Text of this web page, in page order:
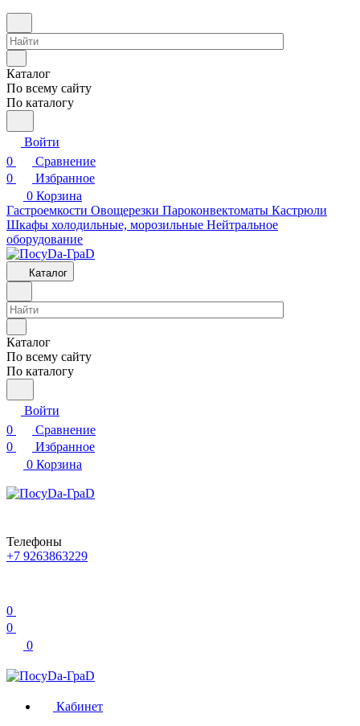
Каталог
По всему сайту
По каталогу
Войти
0
Сравнение
0
Избранное
0 Корзина
Гастроемкости Овощерезки Пароконвектоматы Кастрюли
Шкафы холодильные, морозильные Нейтральное
оборудование
Каталог
Каталог
По всему сайту
По каталогу
Войти
0
Сравнение
0
Избранное
0 Корзина
Телефоны
+7 9263863229
0
0
0
Кабинет